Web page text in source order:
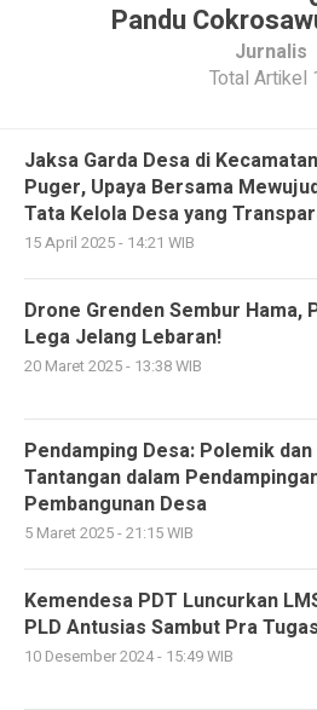
Pandu
Jurnalis
Total Artikel
Jaksa Garda Desa di Kecamatan
Puger, Upaya Bersama
Tata Kelola Desa yang
15 April 2025 - 14:21 WIB
Drone Grenden Sembur Hama,
Lega Jelang Lebaran!
20 Maret 2025 - 13:38 WIB
Pendamping Desa: Polemik dan
Tantangan dalam
Pembangunan Desa
5 Maret 2025 - 21:15 WIB
Kemendesa PDT Luncurkan
PLD Antusias Sambut Pra Tugas
10 Desember 2024 - 15:49 WIB